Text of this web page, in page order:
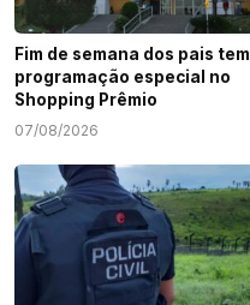
Fim de semana dos pais tem
programação especial no
Shopping Prêmio
07/08/2026